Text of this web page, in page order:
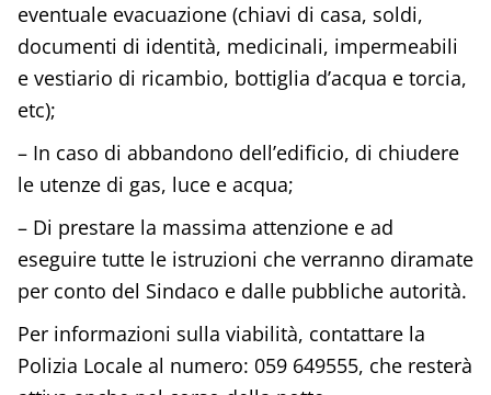
eventuale evacuazione (chiavi di casa, soldi,
documenti di identità, medicinali, impermeabili
e vestiario di ricambio, bottiglia d’acqua e torcia,
etc);
– In caso di abbandono dell’edificio, di chiudere
le utenze di gas, luce e acqua;
– Di prestare la massima attenzione e ad
eseguire tutte le istruzioni che verranno diramate
per conto del Sindaco e dalle pubbliche autorità.
Per informazioni sulla viabilità, contattare la
Polizia Locale al numero: 059 649555, che resterà